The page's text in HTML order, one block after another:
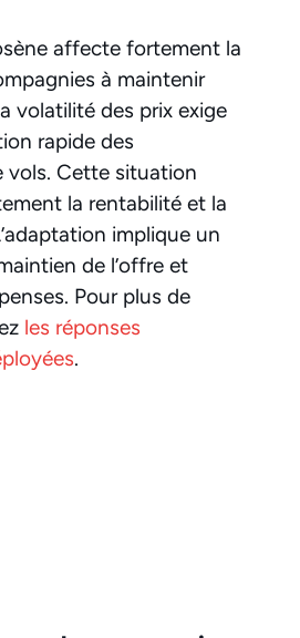
affecte fortement la
à maintenir
volatilité des prix exige
rapide des
vols. Cette situation
la rentabilité et la
implique un
de l’offre et
Pour plus de
les réponses
.